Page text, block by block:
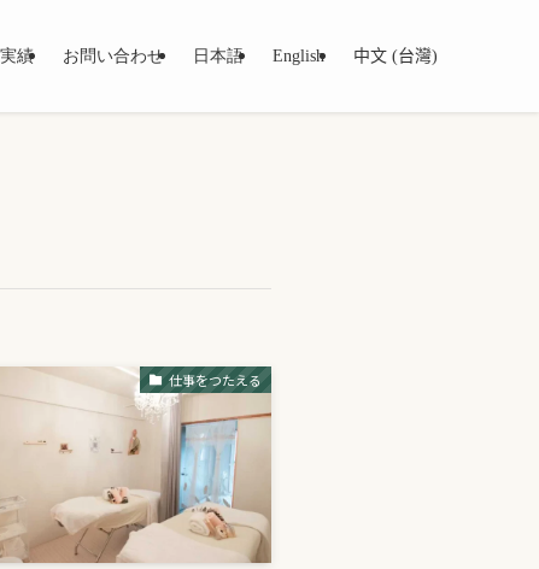
績 お問い合わせ 日本語 English 中文 (台灣)
仕事をつたえる